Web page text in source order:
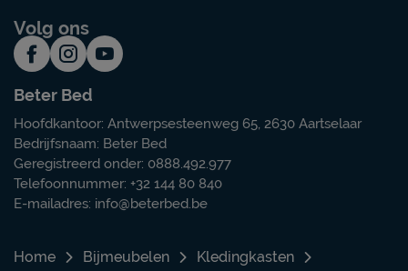
Volg ons
Beter Bed
Hoofdkantoor: Antwerpsesteenweg 65, 2630 Aartselaar
Bedrijfsnaam: Beter Bed
Geregistreerd onder: 0888.492.977
Telefoonnummer: +32 144 80 840
E-mailadres: info@beterbed.be
Home Bijmeubelen
Kledingkasten